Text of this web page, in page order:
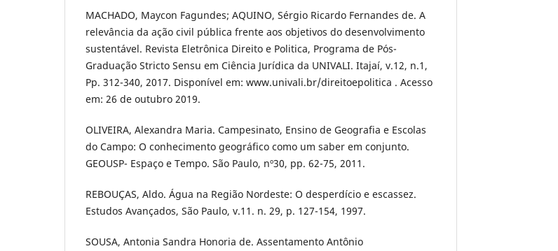
MACHADO, Maycon Fagundes; AQUINO, Sérgio Ricardo Fernandes de. A
relevância da ação civil pública frente aos objetivos do desenvolvimento
sustentável. Revista Eletrônica Direito e Politica, Programa de Pós-
Graduação Stricto Sensu em Ciência Jurídica da UNIVALI. Itajaí, v.12, n.1,
Pp. 312-340, 2017. Disponível em: www.univali.br/direitoepolitica . Acesso
em: 26 de outubro 2019.
OLIVEIRA, Alexandra Maria. Campesinato, Ensino de Geografia e Escolas
do Campo: O conhecimento geográfico como um saber em conjunto.
GEOUSP- Espaço e Tempo. São Paulo, nº30, pp. 62-75, 2011.
REBOUÇAS, Aldo. Água na Região Nordeste: O desperdício e escassez.
Estudos Avançados, São Paulo, v.11. n. 29, p. 127-154, 1997.
SOUSA, Antonia Sandra Honoria de. Assentamento Antônio